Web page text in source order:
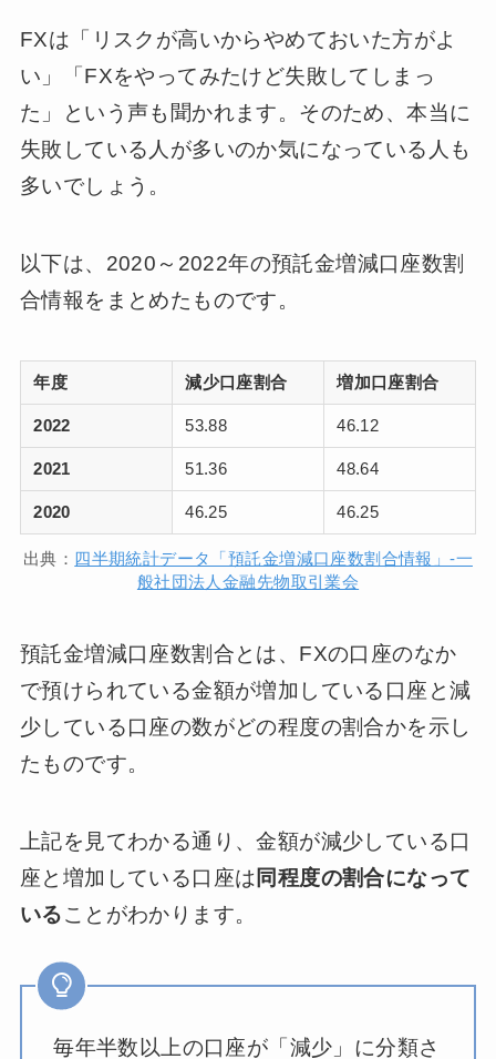
FXは「リスクが高いからやめておいた方がよ
い」「FXをやってみたけど失敗してしまっ
た」という声も聞かれます。そのため、本当に
失敗している人が多いのか気になっている人も
多いでしょう。
以下は、2020～2022年の預託金増減口座数割
合情報をまとめたものです。
年度 減少口座割合 増加口座割合
2022 53.88 46.12
2021 51.36 48.64
2020 46.25 46.25
出典： 四半期統計データ「預託金増減口座数割合情報」-一
般社団法人金融先物取引業会
預託金増減口座数割合とは、FXの口座のなか
で預けられている金額が増加している口座と減
少している口座の数がどの程度の割合かを示し
たものです。
上記を見てわかる通り、金額が減少している口
座と増加している口座は 同程度の割合になって
いることがわかります。
毎年半数以上の口座が「減少」に分類さ